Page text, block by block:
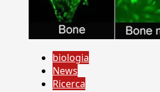
biologia
News
Ricerca